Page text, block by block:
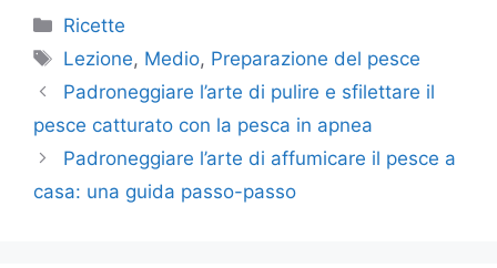
Categorie
Ricette
Tag
Lezione, Medio, Preparazione del pesce
Padroneggiare l’arte di pulire e sfilettare il
pesce catturato con la pesca in apnea
Padroneggiare l’arte di affumicare il pesce a
casa: una guida passo-passo